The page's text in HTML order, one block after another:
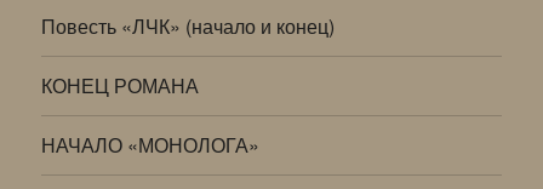
Повесть «ЛЧК» (начало и конец)
КОНЕЦ РОМАНА
НАЧАЛО «МОНОЛОГА»